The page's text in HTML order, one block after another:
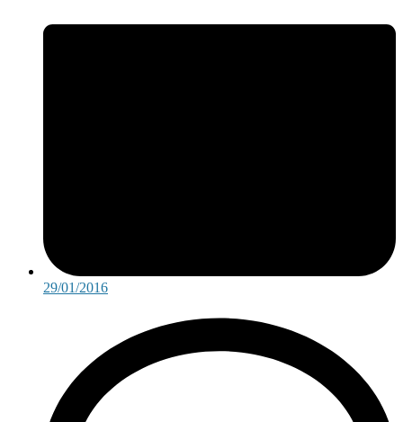
29/01/2016